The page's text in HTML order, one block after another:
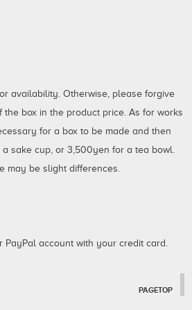
availability. Otherwise, please forgive
box in the product price. As for works
for a box to be made and then
sake cup, or 3,500yen for a tea bowl.
may be slight differences.
account with your credit card.
PAGETOP